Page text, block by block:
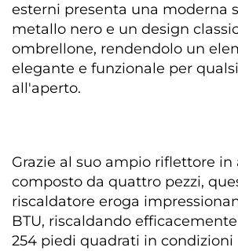
esterni presenta una moderna
metallo nero e un design
ombrellone, rendendolo un
elegante e funzionale per
all'aperto.
Grazie al suo ampio riflettore
composto da quattro pezzi,
riscaldatore eroga
BTU, riscaldando
254 piedi quadrati in condizioni